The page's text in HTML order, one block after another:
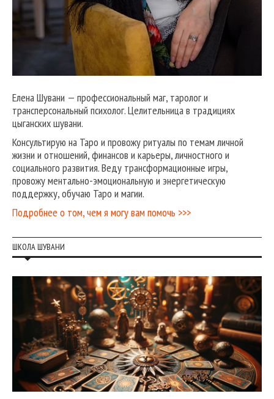
Елена Шувани — профессиональный маг, таролог и
трансперсональный психолог. Целительница в традициях
цыганских шувани.
Консультирую на Таро и провожу ритуалы по темам личной
жизни и отношений, финансов и карьеры, личностного и
социального развития. Веду трансформационные игры,
провожу ментально-эмоциональную и энергетическую
поддержку, обучаю Таро и магии.
Подробнее о том, чем я могу вам помочь >>>
ШКОЛА ШУВАНИ